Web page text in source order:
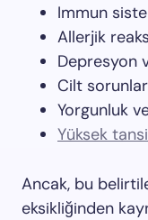
Immun
Allerjik
Depresyon
Cilt
Yorgunluk
Yüksek
Ancak, bu
eksikliğinden